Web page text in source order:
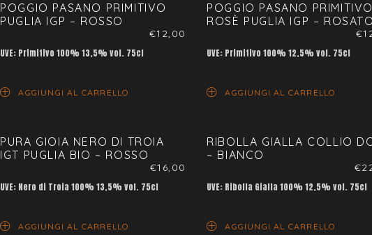
POGGIO PASANO PRIMITIVO
PUGLIA IGP – ROSSO
€12,00
UVE: Primitivo 100% 13,5% vol. 75cl
AGGIUNGI AL CARRELLO
POGGIO PASANO
ROSÈ PUGLIA IGP –
€
UVE: Primitivo 100% 12,5% vol. 75cl
AGGIUNGI AL CARRELLO
PURA GIOIA NERO DI TROIA
IGT PUGLIA BIO – ROSSO
€16,00
UVE: Nero di Troia 100% 13,5% vol. 75cl
AGGIUNGI AL CARRELLO
RIBOLLA GIALLA COLLIO
– BIANCO
€
UVE: Ribolla Gialla 100% 12,5% vol. 75cl
AGGIUNGI AL CARRELLO